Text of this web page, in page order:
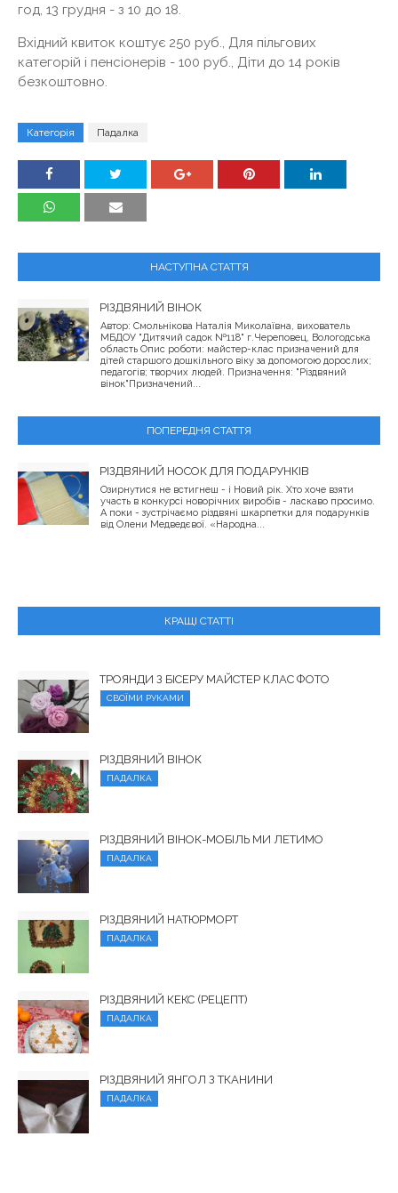
год, 13 грудня - з 10 до 18.
Вхідний квиток коштує 250 руб., Для пільгових
категорій і пенсіонерів - 100 руб., Діти до 14 років
безкоштовно.
Категорія Падалка
НАСТУПНА СТАТТЯ
РІЗДВЯНИЙ ВІНОК
Автор: Смольнікова Наталія Миколаївна, вихователь
МБДОУ "Дитячий садок №118" г.Череповец, Вологодська
область Опис роботи: майстер-клас призначений для
дітей старшого дошкільного віку за допомогою дорослих;
педагогів; творчих людей. Призначення: "Різдвяний
вінок"Призначений...
ПОПЕРЕДНЯ СТАТТЯ
РІЗДВЯНИЙ НОСОК ДЛЯ ПОДАРУНКІВ
Озирнутися не встигнеш - і Новий рік. Хто хоче взяти
участь в конкурсі новорічних виробів - ласкаво просимо.
А поки - зустрічаємо різдвяні шкарпетки для подарунків
від Олени Медведєвої. «Народна...
КРАЩІ СТАТТІ
ТРОЯНДИ З БІСЕРУ МАЙСТЕР КЛАС ФОТО
СВОЇМИ РУКАМИ
РІЗДВЯНИЙ ВІНОК
ПАДАЛКА
РІЗДВЯНИЙ ВІНОК-МОБІЛЬ МИ ЛЕТИМО
ПАДАЛКА
РІЗДВЯНИЙ НАТЮРМОРТ
ПАДАЛКА
РІЗДВЯНИЙ КЕКС (РЕЦЕПТ)
ПАДАЛКА
РІЗДВЯНИЙ ЯНГОЛ З ТКАНИНИ
ПАДАЛКА